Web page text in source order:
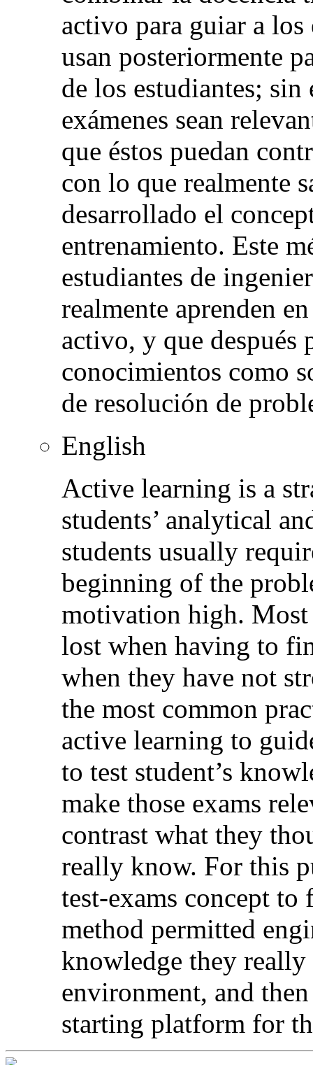
activo para guiar a los
usan posteriormente
de los estudiantes;
exámenes sean
que éstos puedan
con lo que realmente
desarrollado el
entrenamiento. Este
estudiantes de
realmente aprenden
activo, y que después
conocimientos como
de resolución de
English
Active learning is a
students’ analytical
students usually
beginning of the
motivation high. Most
lost when having to
when they have not
the most common
active learning to
to test student’s
make those exams
contrast what they
really know. For this
test-exams concept
method permitted
knowledge they
environment, and
starting platform for